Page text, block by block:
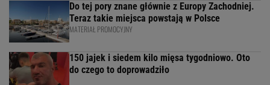
Do tej pory znane głównie z Europy Zachodniej.
Teraz takie miejsca powstają w Polsce
MATERIAŁ PROMOCYJNY
150 jajek i siedem kilo mięsa tygodniowo. Oto
do czego to doprowadziło